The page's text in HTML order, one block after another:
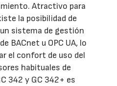
Atractivo para
la posibilidad de
sistema de gestión
BACnet u OPC UA, lo
el confort de uso del
habituales de
342 y GC 342+ es